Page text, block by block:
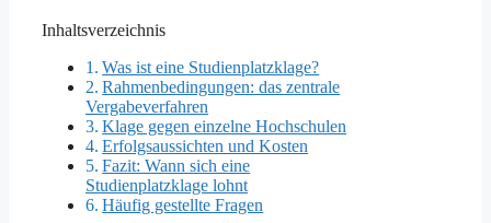
Inhaltsverzeichnis
Was ist eine Studienplatzklage?
Rahmenbedingungen: das zentrale
Vergabeverfahren
Klage gegen einzelne Hochschulen
Erfolgsaussichten und Kosten
Fazit: Wann sich eine
Studienplatzklage lohnt
Häufig gestellte Fragen